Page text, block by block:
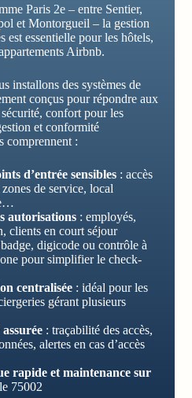
Paris 2e – entre Sentier,
et Montorgueil – la gestion
est essentielle pour les hôtels,
Airbnb.
installons des systèmes de
conçus pour répondre aux
confort pour les
et conformité
comprennent :
d’entrée sensibles: accès
de service, local
autorisations: employés,
clients en court séjour
digicode ou contrôle à
pour simplifier le check-
centralisée: idéal pour les
gérant plusieurs
: traçabilité des accès,
alertes en cas d’accès
rapide et maintenance sur
75002